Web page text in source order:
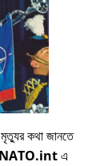
মৃত্যুর কথা জানতে
NATO.intএ